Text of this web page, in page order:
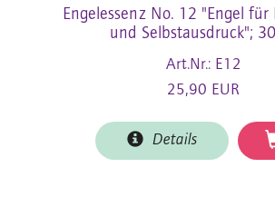
Engelessenz No. 12 "Engel
und Selbstausdruck";
Art.Nr.: E12
25,90 EUR
Details